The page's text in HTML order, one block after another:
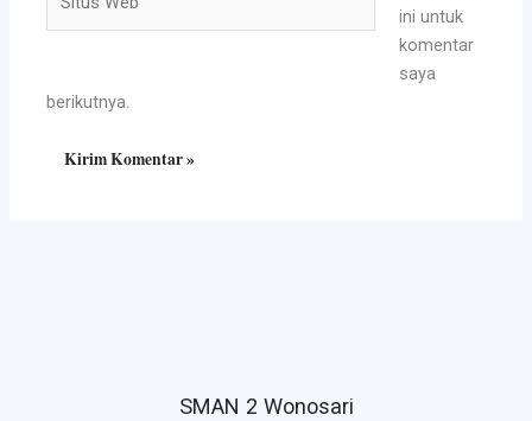
ini untuk
komentar
saya
berikutnya.
SMAN 2 Wonosari